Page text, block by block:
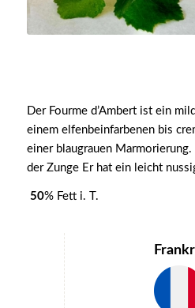
Der Fourme d’Ambert ist ein
einem elfenbeinfarbenen bis
einer blaugrauen
der Zunge Er hat ein leicht
50% Fett i. T.